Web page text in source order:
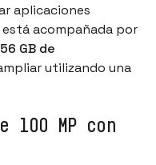
aplicaciones
está acompañada por
GB de
utilizando una
100 MP con